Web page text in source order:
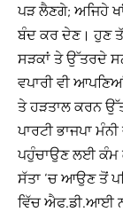
ਪੜ ਲੈਣਗੇ; ਅਜਿਹੇ
ਬੰਦ ਕਰ ਦੇਣ। ਹੁਣ
ਸੜਕਾਂ ਤੇ ਉੱਤਰਦੇ
ਵਪਾਰੀ ਵੀ
ਤੇ ਹੜਤਾਲ ਕਰਨ
ਪਾਰਟੀ ਭਾਜਪਾ
ਪਹੁੰਚਾਉਣ ਲਈ ਕੰਮ
ਸੱਤਾ ‘ਚ ਆਉਣ ਤੋਂ
ਵਿੱਚ ਐਫ.ਡੀ.ਆਈ